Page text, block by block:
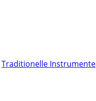
Traditionelle Instrumente